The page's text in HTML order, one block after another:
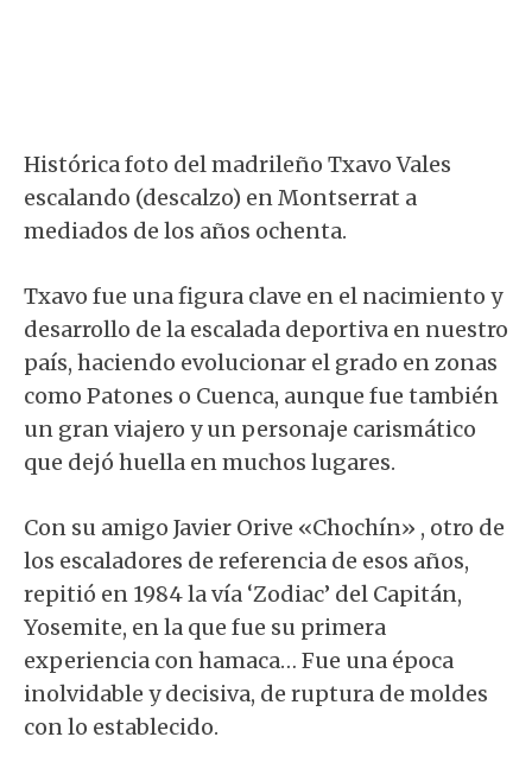
Histórica foto del madrileño Txavo Vales
escalando (descalzo) en Montserrat a
mediados de los años ochenta.
Txavo fue una figura clave en el nacimiento y
desarrollo de la escalada deportiva en nuestro
país, haciendo evolucionar el grado en zonas
como Patones o Cuenca, aunque fue también
un gran viajero y un personaje carismático
que dejó huella en muchos lugares.
Con su amigo Javier Orive «Chochín» , otro de
los escaladores de referencia de esos años,
repitió en 1984 la vía ‘Zodiac’ del Capitán,
Yosemite, en la que fue su primera
experiencia con hamaca… Fue una época
inolvidable y decisiva, de ruptura de moldes
con lo establecido.